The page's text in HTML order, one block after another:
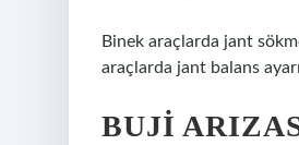
Binek araçlarda jant
araçlarda jant balans
BUJI